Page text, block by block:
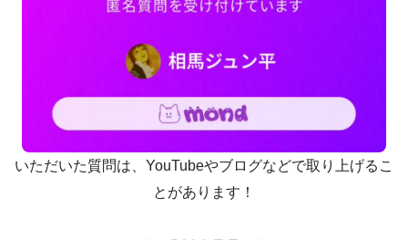
いただいた質問は、YouTubeやブログなどで取り上げるこ
とがあります！